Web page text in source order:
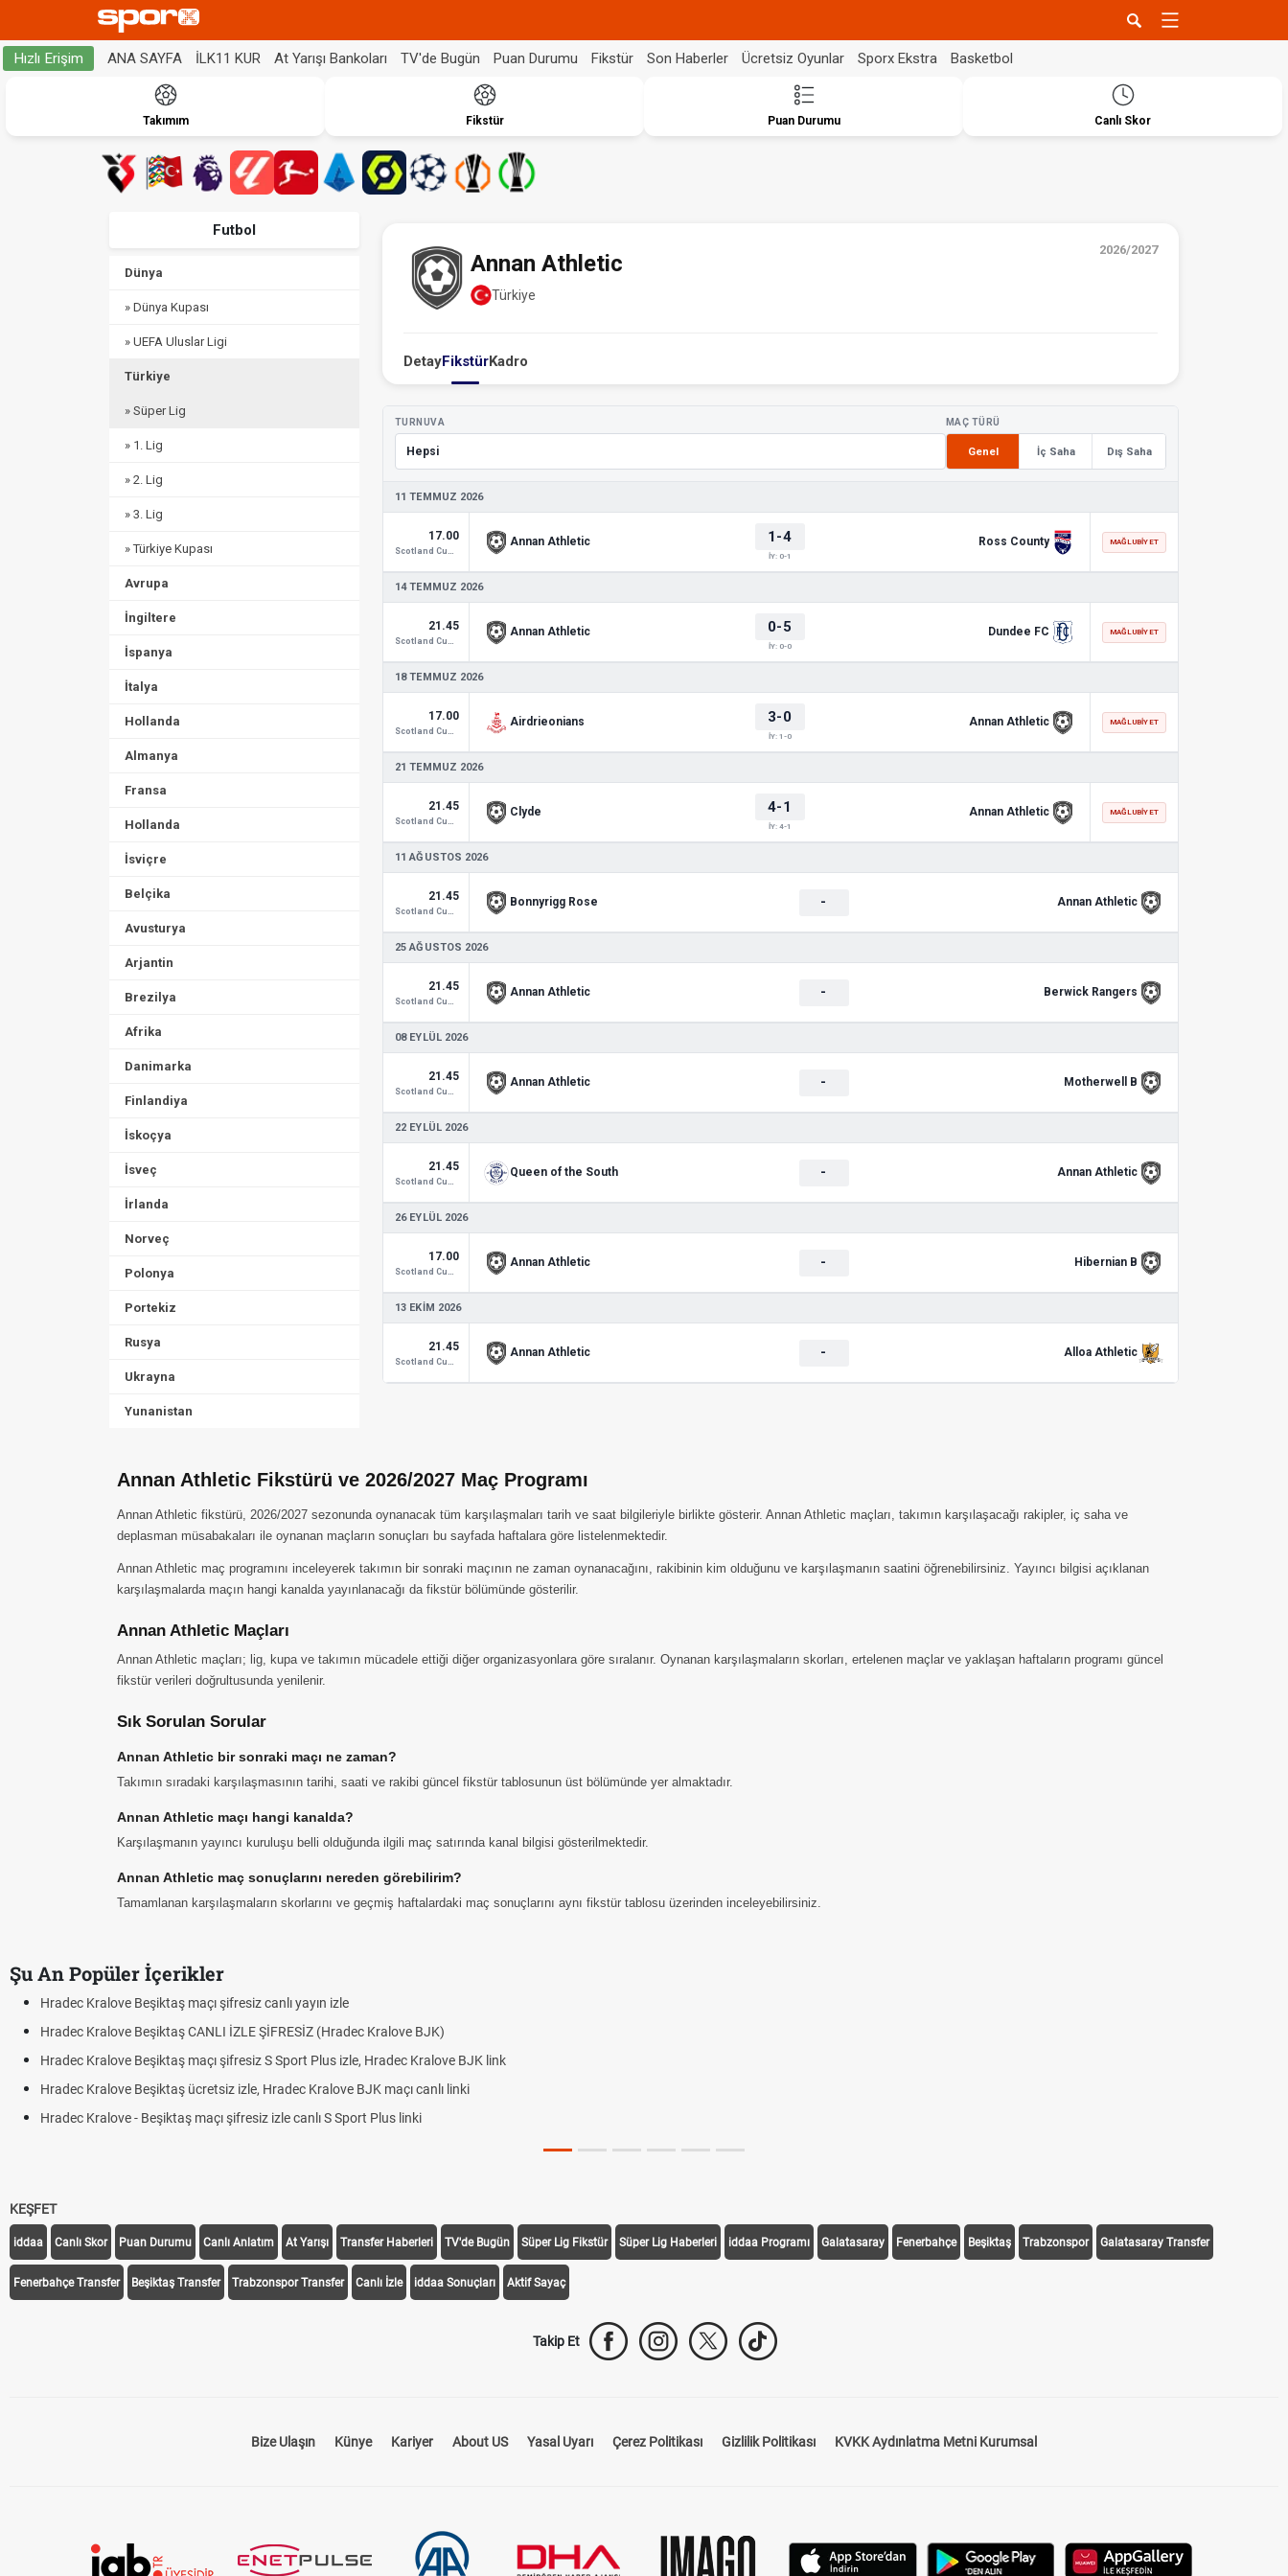
Hızlı Erişim ANA SAYFA İLK11 KUR At Yarışı Bankoları TV'de Bugün Puan Durumu Fikstür Son Haberler Ücretsiz Oyunlar Sporx Ekstra Basketbol
Takımım Fikstür Puan Durumu Canlı Skor
Futbol
Dünya
» Dünya Kupası
» UEFA Uluslar Ligi
Türkiye
» Süper Lig
» 1. Lig
» 2. Lig
» 3. Lig
» Türkiye Kupası
Avrupa
İngiltere
İspanya
İtalya
Hollanda
Almanya
Fransa
Hollanda
İsviçre
Belçika
Avusturya
Arjantin
Brezilya
Afrika
Danimarka
Finlandiya
İskoçya
İsveç
İrlanda
Norveç
Polonya
Portekiz
Rusya
Ukrayna
Yunanistan
2026/2027
Annan Athletic
Türkiye
DetayFikstürKadro
TURNUVA MAÇ TÜRÜ
Genel İç Saha Dış Saha
11 TEMMUZ 2026
17.00 Annan Athletic 1-4
İY: 0-1
Ross County MAĞLUBIYET
14 TEMMUZ 2026
21.45 Annan Athletic 0-5
İY: 0-0
Dundee FC MAĞLUBIYET
18 TEMMUZ 2026
17.00 Airdrieonians 3-0
İY: 1-0
Annan Athletic MAĞLUBIYET
21 TEMMUZ 2026
21.45 Clyde 4-1
İY: 4-1
Annan Athletic MAĞLUBIYET
11 AĞUSTOS 2026
21.45 Bonnyrigg Rose - Annan Athletic
25 AĞUSTOS 2026
21.45 Annan Athletic - Berwick Rangers
08 EYLÜL 2026
21.45 Annan Athletic - Motherwell B
22 EYLÜL 2026
21.45 Queen of the South - Annan Athletic
26 EYLÜL 2026
17.00 Annan Athletic - Hibernian B
13 EKIM 2026
21.45 Annan Athletic - Alloa Athletic
Annan Athletic Fikstürü ve 2026/2027 Maç Programı
Annan Athletic fikstürü, 2026/2027 sezonunda oynanacak tüm karşılaşmaları tarih ve saat bilgileriyle birlikte gösterir. Annan Athletic maçları, takımın karşılaşacağı rakipler, iç saha ve
deplasman müsabakaları ile oynanan maçların sonuçları bu sayfada haftalara göre listelenmektedir.
Annan Athletic maç programını inceleyerek takımın bir sonraki maçının ne zaman oynanacağını, rakibinin kim olduğunu ve karşılaşmanın saatini öğrenebilirsiniz. Yayıncı bilgisi açıklanan
karşılaşmalarda maçın hangi kanalda yayınlanacağı da fikstür bölümünde gösterilir.
Annan Athletic Maçları
Annan Athletic maçları; lig, kupa ve takımın mücadele ettiği diğer organizasyonlara göre sıralanır. Oynanan karşılaşmaların skorları, ertelenen maçlar ve yaklaşan haftaların programı güncel
fikstür verileri doğrultusunda yenilenir.
Sık Sorulan Sorular
Annan Athletic bir sonraki maçı ne zaman?
Takımın sıradaki karşılaşmasının tarihi, saati ve rakibi güncel fikstür tablosunun üst bölümünde yer almaktadır.
Annan Athletic maçı hangi kanalda?
Karşılaşmanın yayıncı kuruluşu belli olduğunda ilgili maç satırında kanal bilgisi gösterilmektedir.
Annan Athletic maç sonuçlarını nereden görebilirim?
Tamamlanan karşılaşmaların skorlarını ve geçmiş haftalardaki maç sonuçlarını aynı fikstür tablosu üzerinden inceleyebilirsiniz.
Şu An Popüler İçerikler
Hradec Kralove Beşiktaş maçı şifresiz canlı yayın izle
Hradec Kralove Beşiktaş CANLI İZLE ŞİFRESİZ (Hradec Kralove BJK)
Hradec Kralove Beşiktaş maçı şifresiz S Sport Plus izle, Hradec Kralove BJK link
Hradec Kralove Beşiktaş ücretsiz izle, Hradec Kralove BJK maçı canlı linki
Hradec Kralove - Beşiktaş maçı şifresiz izle canlı S Sport Plus linki
KEŞFET
iddaa Canlı Skor Puan Durumu Canlı Anlatım At Yarışı Transfer Haberleri TV'de Bugün Süper Lig Fikstür Süper Lig Haberleri iddaa Programı Galatasaray Fenerbahçe Beşiktaş Trabzonspor Galatasaray Transfer
Fenerbahçe Transfer Beşiktaş Transfer Trabzonspor Transfer Canlı İzle iddaa Sonuçları Aktif Sayaç
Takip Et
Bize Ulaşın Künye Kariyer About US Yasal Uyarı Çerez Politikası Gizlilik Politikası KVKK Aydınlatma Metni Kurumsal